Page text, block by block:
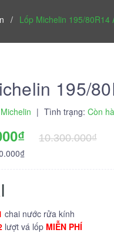
/ Lốp Michelin 195/80R14
195/
Michelin | Tình trạng: Còn
10.300.000₫
chai nước rửa kính
lượt vá lốp MIỄN PHÍ